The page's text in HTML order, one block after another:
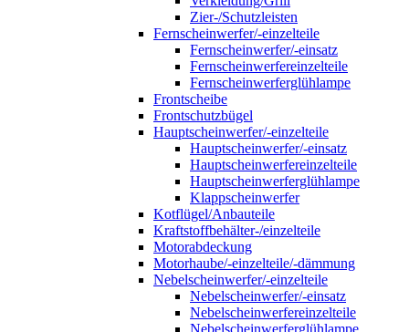
Zier-/Schutzleisten
Fernscheinwerfer/-einzelteile
Fernscheinwerfer/-einsatz
Fernscheinwerfereinzelteile
Fernscheinwerferglühlampe
Frontscheibe
Frontschutzbügel
Hauptscheinwerfer/-einzelteile
Hauptscheinwerfer/-einsatz
Hauptscheinwerfereinzelteile
Hauptscheinwerferglühlampe
Klappscheinwerfer
Kotflügel/Anbauteile
Kraftstoffbehälter-/einzelteile
Motorabdeckung
Motorhaube/-einzelteile/-dämmung
Nebelscheinwerfer/-einzelteile
Nebelscheinwerfer/-einsatz
Nebelscheinwerfereinzelteile
Nebelscheinwerferglühlampe